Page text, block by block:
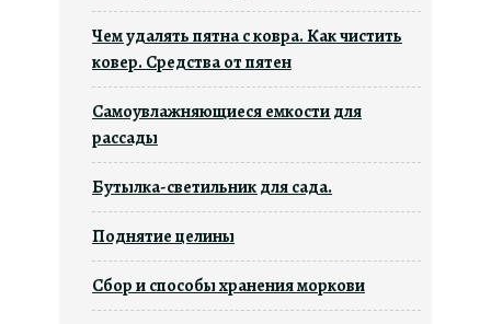
Чем удалять пятна с ковра. Как чистить
ковер. Средства от пятен
Самоувлажняющиеся емкости для
рассады
Бутылка-светильник для сада.
Поднятие целины
Сбор и способы хранения моркови